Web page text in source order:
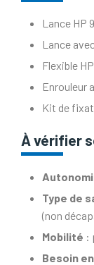
Lance HP
Lance
Flexible
Enrouleur
Kit de
À vérifier
Type de
(non
Mobilité :
Besoin